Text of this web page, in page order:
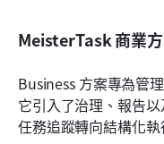
MeisterTask 商業
Business 方案專為管
它引入了治理、報告
任務追蹤轉向結構化執